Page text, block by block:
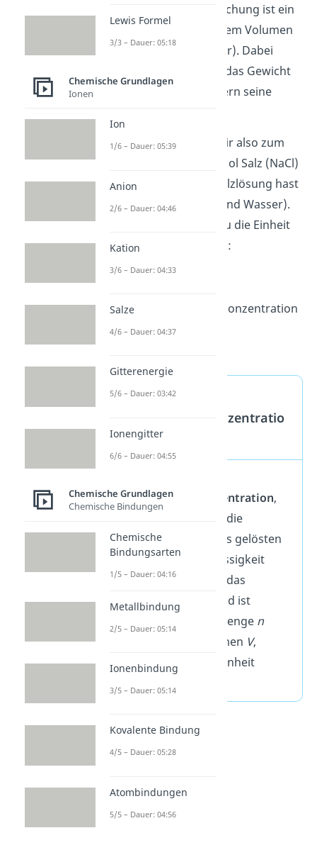
Mischung. In der Mischung ist ein
Stoff (z.B. Salz) in einem Volumen
aufgelöst (z.B. Wasser). Dabei
betrachtest du nicht das Gewicht
deines Stoffes, sondern seine
Die Molarität
gibt dir also zum
Beispiel an, wie viel Mol Salz (NaCl)
du in 3 l einer Kochsalzlösung hast
(Mischung aus Salz und Wasser).
Deswegen benutzt du die Einheit
mol/L und die Formel:
c
= Stoffmengenkonzentration
n= Stoffmenge
Definition
Stoffmengenkonzentratio
n
Stoffmengenkonzentration,
, ist die
Konzentration eines gelösten
Stoffes in einer Flüssigkeit
oder Gas. Sie trägt das
Formelzeichen
und ist
definiert als Stoffmenge n
geteilt durch Volumen V,
wodurch sich die Einheit
Lewis Formel
3/3 – Dauer: 05:18
Chemische Grundlagen
Ionen
Ion
1/6 – Dauer: 05:39
Anion
2/6 – Dauer: 04:46
Kation
3/6 – Dauer: 04:33
Salze
4/6 – Dauer: 04:37
Gitterenergie
5/6 – Dauer: 03:42
Ionengitter
6/6 – Dauer: 04:55
Chemische Grundlagen
Chemische Bindungen
Chemische
Bindungsarten
1/5 – Dauer: 04:16
Metallbindung
2/5 – Dauer: 05:14
Ionenbindung
3/5 – Dauer: 05:14
Kovalente Bindung
4/5 – Dauer: 05:28
Atombindungen
5/5 – Dauer: 04:56